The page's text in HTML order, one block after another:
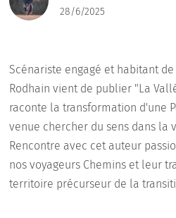
28/6/2025
Scénariste engagé et habitant
Rodhain vient de publier "La
raconte la transformation d'une
venue chercher du sens dans la
Rencontre avec cet auteur
nos voyageurs Chemins et leur
territoire précurseur de la